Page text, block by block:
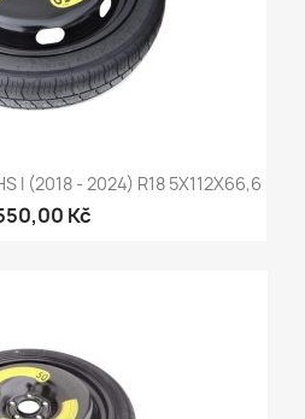
I (2018 - 2024) R18 5X112X66,6
Kč